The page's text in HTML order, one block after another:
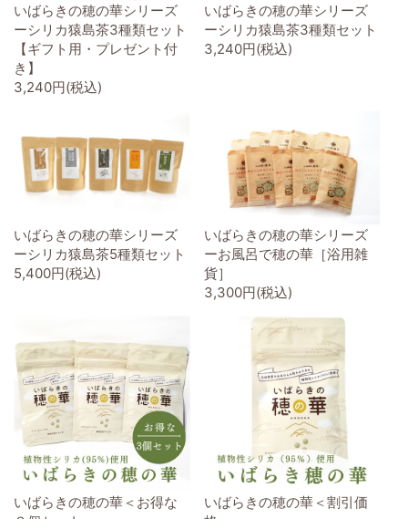
いばらきの穂の華シリーズ
ーシリカ猿島茶3種類セット
【ギフト用・プレゼント付
き】
3,240円(税込)
いばらきの穂の華シリーズ
ーシリカ猿島茶3種類セット
3,240円(税込)
いばらきの穂の華シリーズ
ーシリカ猿島茶5種類セット
5,400円(税込)
いばらきの穂の華シリーズ
ーお風呂で穂の華［浴用雑
貨］
3,300円(税込)
いばらきの穂の華＜お得な
いばらきの穂の華＜割引価